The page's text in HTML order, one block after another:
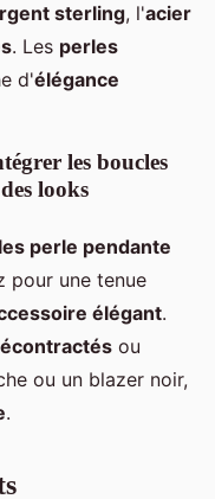
sterling, l'acier
. Les perles
d'élégance
les boucles
looks
perle pendante
pour une tenue
élégant.
ou
ou un blazer noir,
.